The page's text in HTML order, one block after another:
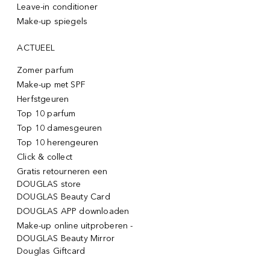
Leave-in conditioner
Make-up spiegels
ACTUEEL
Zomer parfum
Make-up met SPF
Herfstgeuren
Top 10 parfum
Top 10 damesgeuren
Top 10 herengeuren
Click & collect
Gratis retourneren een
DOUGLAS store
DOUGLAS Beauty Card
DOUGLAS APP downloaden
Make-up online uitproberen -
DOUGLAS Beauty Mirror
Douglas Giftcard